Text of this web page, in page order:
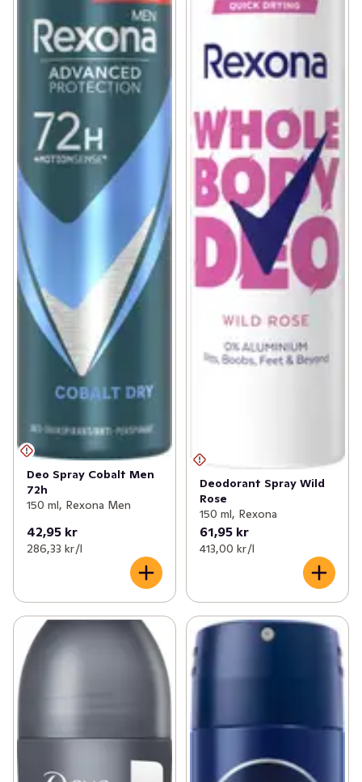
Deo Spray Cobalt Men
72h
150 ml, Rexona Men
42,95 kr
286,33 kr /l
Deodorant Spray Wild
Rose
150 ml, Rexona
61,95 kr
413,00 kr /l